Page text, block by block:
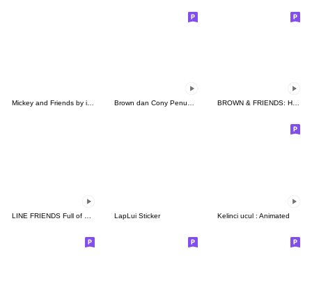
Mickey and Friends by igarashi yuri Brown dan Cony Penuh Cinta BROWN & FRIENDS: Hari-Hari Menyenangkan
LapLui Sticker Kelinci ucul : Animated